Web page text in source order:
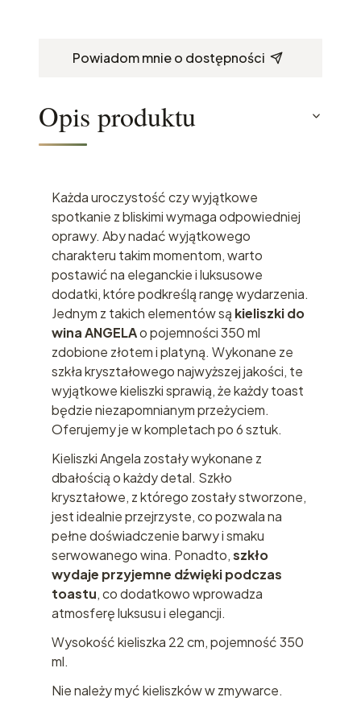
Powiadom mnie o dostępności
Opis produktu
Każda uroczystość czy wyjątkowe
spotkanie z bliskimi wymaga odpowiedniej
oprawy. Aby nadać wyjątkowego
charakteru takim momentom, warto
postawić na eleganckie i luksusowe
dodatki, które podkreślą rangę wydarzenia.
Jednym z takich elementów są kieliszki do
wina ANGELAo pojemności 350 ml
zdobione złotem i platyną. Wykonane ze
szkła kryształowego najwyższej jakości, te
wyjątkowe kieliszki sprawią, że każdy toast
będzie niezapomnianym przeżyciem.
Oferujemy je w kompletach po 6 sztuk.
Kieliszki Angela zostały wykonane z
dbałością o każdy detal. Szkło
kryształowe, z którego zostały stworzone,
jest idealnie przejrzyste, co pozwala na
pełne doświadczenie barwy i smaku
serwowanego wina. Ponadto,szkło
wydaje przyjemne dźwięki podczas
toastu, co dodatkowo wprowadza
atmosferę luksusu i elegancji.
Wysokość kieliszka 22 cm, pojemność 350
ml.
Nie należy myć kieliszków w zmywarce.